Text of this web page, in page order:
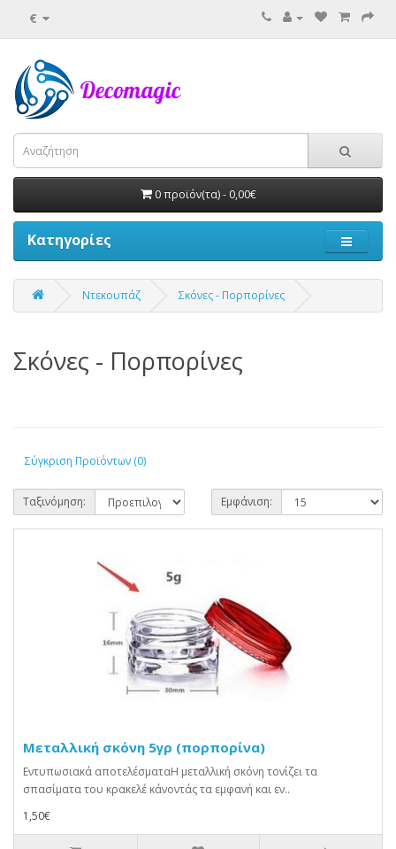
€
0 προϊόν(τα) - 0,00€
Κατηγορίες
Ντεκουπάζ Σκόνες - Πορπορίνες
Σκόνες - Πορπορίνες
Σύγκριση Προϊόντων (0)
Ταξινόμηση: Εμφάνιση:
Μεταλλική σκόνη 5γρ (πορπορίνα)
Εντυπωσιακά αποτελέσματαH μεταλλική σκόνη τονίζει τα
σπασίματα του κρακελέ κάνοντάς τα εμφανή και εν..
1,50€